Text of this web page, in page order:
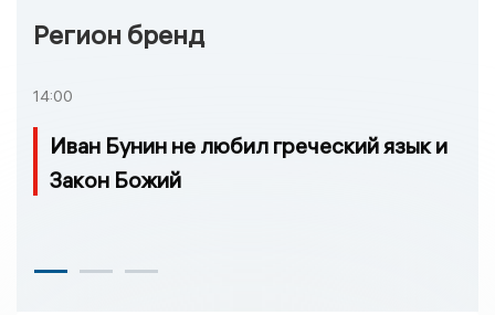
Регион бренд
14:00
Иван Бунин не любил греческий язык и
Закон Божий